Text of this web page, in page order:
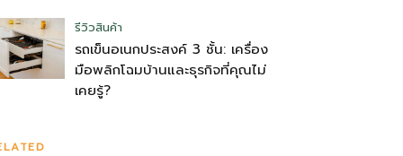
รีวิวสินค้า
รถเข็นอเนกประสงค์ 3 ชั้น: เครื่อง
มือพลิกโฉมบ้านและธุรกิจที่คุณไม่
เคยรู้?